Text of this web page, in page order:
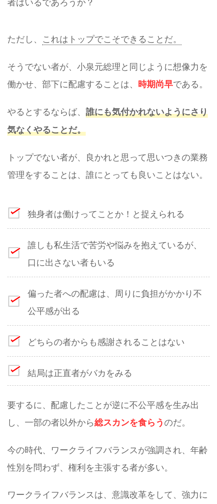
ただし、 これはトップでこそできることだ。
そうでない者が、小泉元総理と同じように想像力を
働かせ、部下に配慮することは、 時期尚早である。
やるとするならば、 誰にも気付かれないようにさり
気なくやることだ。
トップでない者が、良かれと思って思いつきの業務
管理をすることは、誰にとっても良いことはない。
独身者は働けってことか！と捉えられる
誰しも私生活で苦労や悩みを抱えているが、
口に出さない者もいる
偏った者への配慮は、周りに負担がかかり不
公平感が出る
どちらの者からも感謝されることはない
結局は正直者がバカをみる
要するに、配慮したことが逆に不公平感を生み出
し、一部の者以外から総スカンを食らうのだ。
今の時代、ワークライフバランスが強調され、年齢
性別を問わず、権利を主張する者が多い。
ワークライフバランスは、意識改革をして、強力に